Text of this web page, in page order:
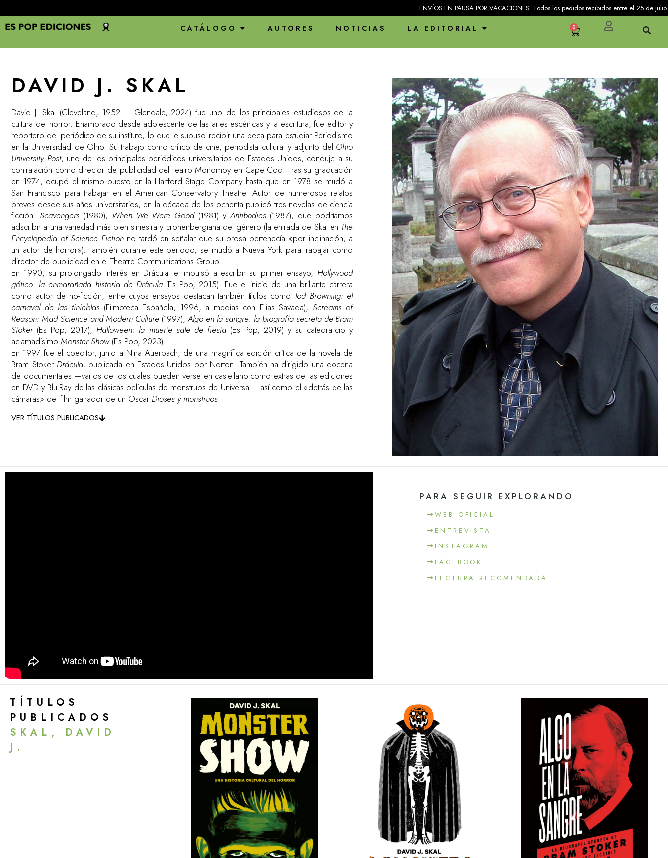
ENVÍOS EN PAUSA POR VACACIONES. Todos los pedidos recibidos entre el 25 de julio y el 31 de
CATÁLOGO AUTORES NOTICIAS LA EDITORIAL 0
DAVID J. SKAL
David J. Skal (Cleveland, 1952 – Glendale, 2024) fue uno de los principales estudiosos de la
cultura del horror. Enamorado desde adolescente de las artes escénicas y la escritura, fue editor y
reportero del periódico de su instituto, lo que le supuso recibir una beca para estudiar Periodismo
en la Universidad de Ohio. Su trabajo como crítico de cine, periodista cultural y adjunto del Ohio
University Post, uno de los principales periódicos universitarios de Estados Unidos, condujo a su
contratación como director de publicidad del Teatro Monomoy en Cape Cod. Tras su graduación
en 1974, ocupó el mismo puesto en la Hartford Stage Company hasta que en 1978 se mudó a
San Francisco para trabajar en el American Conservatory Theatre. Autor de numerosos relatos
breves desde sus años universitarios, en la década de los ochenta publicó tres novelas de ciencia
ficción: Scavengers (1980), When We Were Good(1981) yAntibodies(1987), que podríamos
adscribir a una variedad más bien siniestra y cronenbergiana del género (la entrada de Skal en The
Encyclopedia of Science Fictionno tardó en señalar que su prosa pertenecía «por inclinación, a
un autor de horror»). También durante este periodo, se mudó a Nueva York para trabajar como
director de publicidad en el Theatre Communications Group.
En 1990, su prolongado interés en Drácula le impulsó a escribir su primer ensayo, Hollywood
gótico: la enmarañada historia de Drácula(Es Pop, 2015). Fue el inicio de una brillante carrera
como autor de no-ficción, entre cuyos ensayos destacan también títulos como Tod Browning: el
carnaval de las tinieblas(Filmoteca Española, 1996; a medias con Elias Savada), Screams of
Reason: Mad Science and Modern Culture(1997),Algo en la sangre: la biografía secreta de Bram
Stoker(Es Pop, 2017), Halloween: la muerte sale de fiesta(Es Pop, 2019) y su catedralicio y
aclamadísimoMonster Show(Es Pop, 2023).
En 1997 fue el coeditor, junto a Nina Auerbach, de una magnífica edición crítica de la novela de
Bram Stoker Drácula, publicada en Estados Unidos por Norton. También ha dirigido una docena
de documentales —varios de los cuales pueden verse en castellano como extras de las ediciones
en DVD y Blu-Ray de las clásicas películas de monstruos de Universal— así como el «detrás de las
cámaras» del film ganador de un Oscar Dioses y monstruos.
VER TÍTULOS PUBLICADOS
PARA SEGUIR EXPLORANDO
WEB OFICIAL
ENTREVISTA
INSTAGRAM
FACEBOOK
LECTURA RECOMENDADA
TÍTULOS
PUBLICADOS
SKAL, DAVID
J.